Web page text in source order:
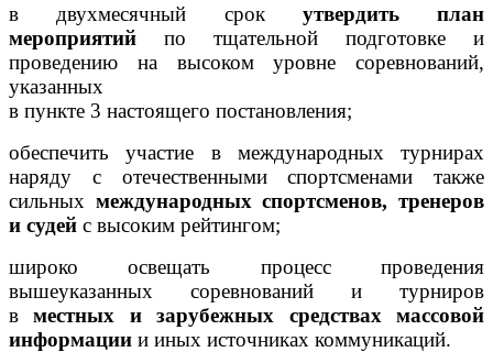
в двухмесячный срок утвердить план
мероприятий по тщательной подготовке и
проведению на высоком уровне соревнований,
указанных
в пункте 3 настоящего постановления;
обеспечить участие в международных турнирах
наряду с отечественными спортсменами также
сильных международных спортсменов, тренеров
и судей с высоким рейтингом;
широко освещать процесс проведения
вышеуказанных соревнований и турниров
вместных и зарубежных средствах массовой
информации и иных источниках коммуникаций.